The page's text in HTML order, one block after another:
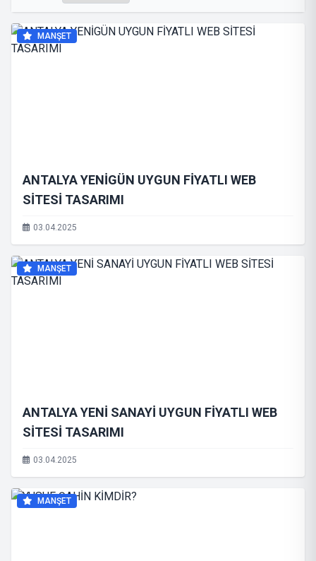
MANŞET
ANTALYA YENİGÜN UYGUN FİYATLI WEB
SİTESİ TASARIMI
03.04.2025
MANŞET
ANTALYA YENİ SANAYİ UYGUN FİYATLI WEB
SİTESİ TASARIMI
03.04.2025
MANŞET